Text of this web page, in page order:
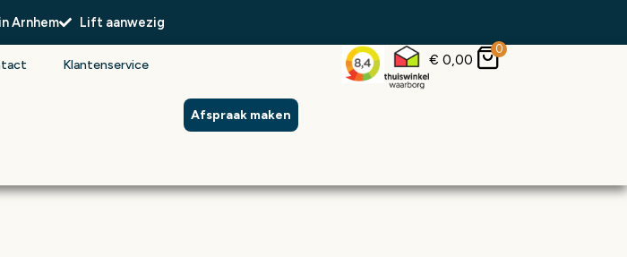
Arnhem Lift aanwezig
Klantenservice
Afspraak maken
€ 0,00
0